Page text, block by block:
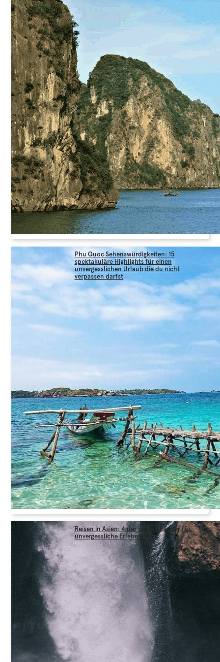
Phu Quoc Sehenswürdigkeiten: 15
spektakuläre Highlights für einen
unvergesslichen Urlaub die du nicht
verpassen darfst
Reisen in Asien: 4 der besten Länder für
unvergessliche Erlebnisse